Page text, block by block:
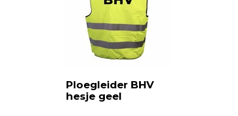
Ploegleider BHV
hesje geel